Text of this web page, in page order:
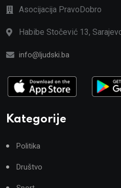
Asocijacija PravoDobro
Habibe Stočević 13,
info@ljudski.ba
Kategorije
Politika
Društvo